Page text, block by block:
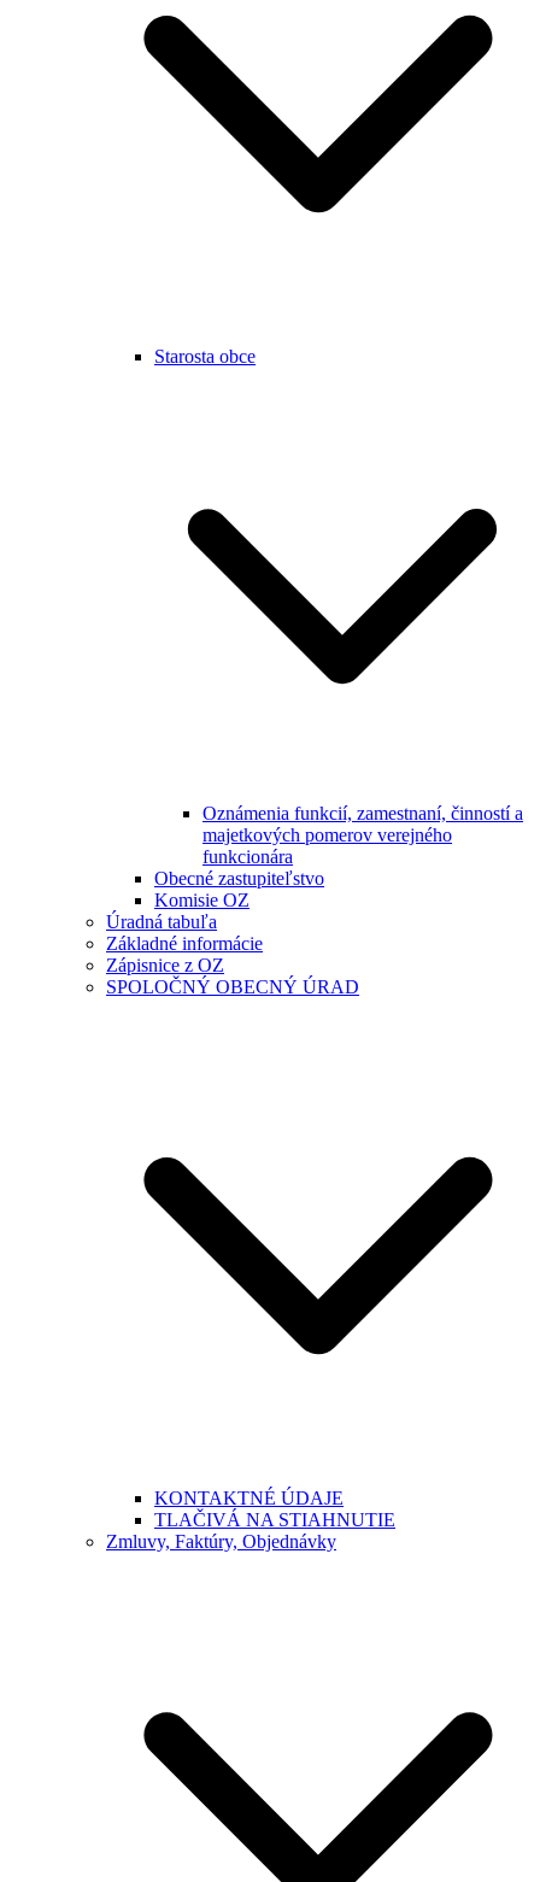
Starosta obce
Oznámenia funkcií, zamestnaní, činností a
majetkových pomerov verejného
funkcionára
Obecné zastupiteľstvo
Komisie OZ
Úradná tabuľa
Základné informácie
Zápisnice z OZ
SPOLOČNÝ OBECNÝ ÚRAD
KONTAKTNÉ ÚDAJE
TLAČIVÁ NA STIAHNUTIE
Zmluvy, Faktúry, Objednávky